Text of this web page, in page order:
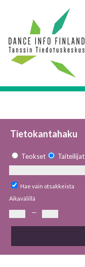
Tietokantahaku
Teokset Taiteilijat
Hae vain otsakkeista
Aikavälillä
—